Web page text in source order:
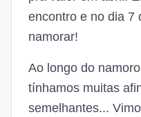
encontro e no dia 7
namorar!
Ao longo do
tínhamos muitas
semelhantes...